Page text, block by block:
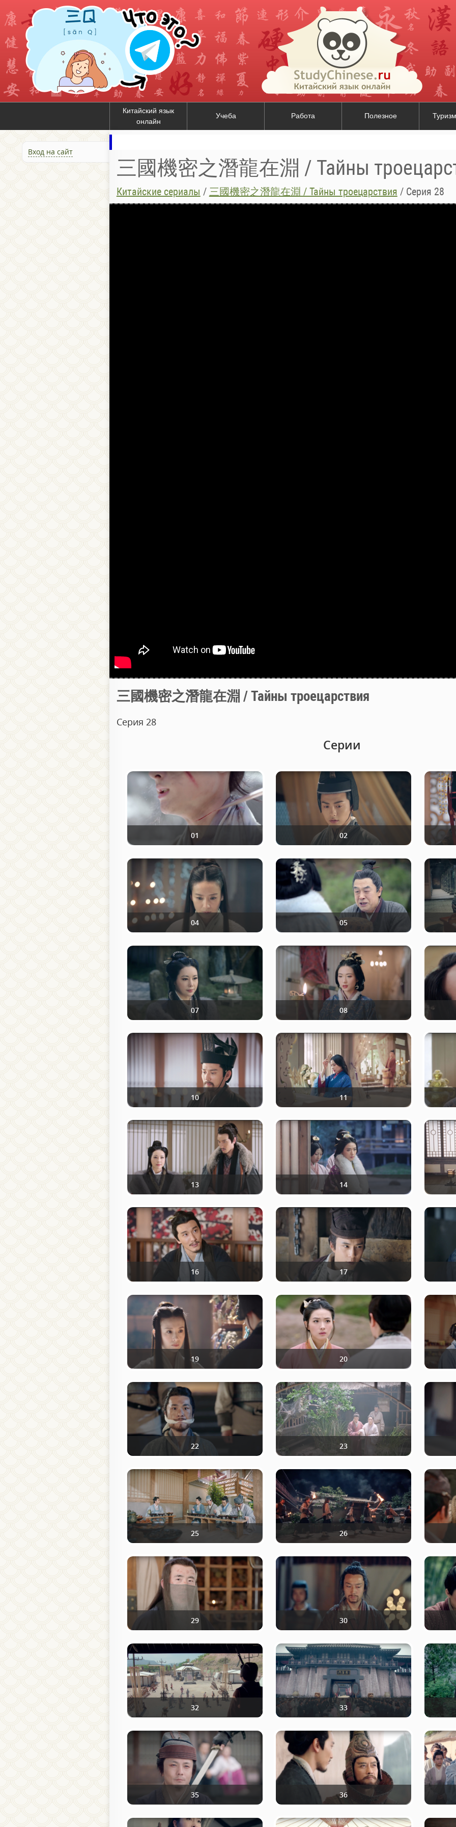
Китайский язык
онлайн
Учеба Работа Полезное
Вход на сайт
三國機密之潛龍在淵 / Тайны
Китайские сериалы / 三國機密之潛龍在淵 / Тайны троецарствия / Серия 28
三國機密之潛龍在淵 / Тайны троецарствия
Серия 28
Серии
01 02
04 05
07 08
10 11
13 14
16 17
19 20
22 23
25 26
29 30
32 33
35 36